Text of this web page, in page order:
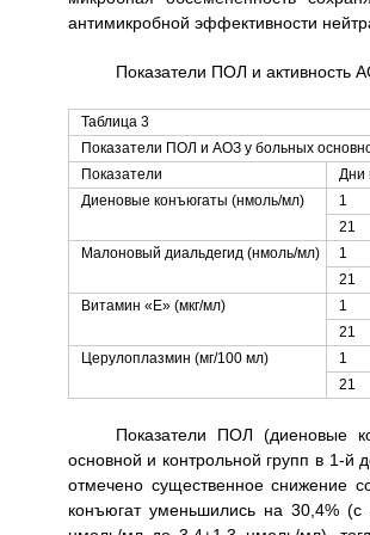
антимикробной эффективности
Показатели ПОЛ и активность
Таблица 3
Показатели ПОЛ и АОЗ у больных
Показатели
Дни
Диеновые конъюгаты (нмоль/мл)
1
21
Малоновый диальдегид (нмоль/мл)
1
21
Витамин «Е» (мкг/мл)
1
21
Церулоплазмин (мг/100 мл)
1
21
Показатели ПОЛ (диеновые
основной и контрольной групп в 1-
отмечено существенное снижение
конъюгат уменьшились на 30,4%